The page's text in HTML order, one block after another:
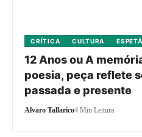
CRÍTICA CULTURA
12 Anos ou A
poesia, peça reflete
passada e presente
Alvaro Tallarico4 Min Leitura